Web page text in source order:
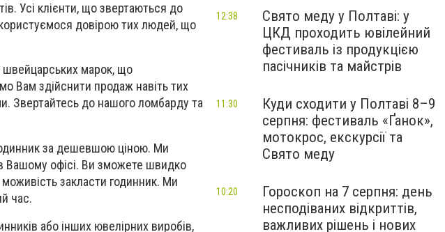
Усі клієнти, що звертаються до
довірою тих людей, що
швейцарських марок, що
Вам здійснити продаж навіть тих
Звертайтесь до нашого ломбарду та
за дешевшою ціною. Ми
Вашому офісі. Ви зможете швидко
закласти годинник. Ми
час.
або інших ювелірних виробів,
Свято меду у Полтаві: у
ЦКД проходить ювілейний
фестиваль із продукцією
пасічників та майстрів
12:38
Куди сходити у Полтаві 8–9
серпня: фестиваль «Ґанок»,
мотокрос, екскурсії та
Свято меду
11:30
Гороскоп на 7 серпня: день
несподіваних відкриттів,
важливих рішень і нових
10:20